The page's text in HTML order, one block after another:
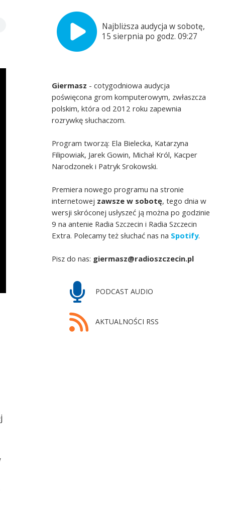
Najbliższa audycja w sobotę,
15 sierpnia po godz. 09:27
Giermasz - cotygodniowa audycja
poświęcona grom komputerowym, zwłaszcza
polskim, która od 2012 roku zapewnia
rozrywkę słuchaczom.
Program tworzą: Ela Bielecka, Katarzyna
Filipowiak, Jarek Gowin, Michał Król, Kacper
Narodzonek i Patryk Srokowski.
Premiera nowego programu na stronie
internetowej zawsze w sobotę, tego dnia w
wersji skróconej usłyszeć ją można po godzinie
9 na antenie Radia Szczecin i Radia Szczecin
Extra. Polecamy też słuchać nas na Spotify.
Pisz do nas: giermasz@radioszczecin.pl
PODCAST AUDIO
AKTUALNOŚCI RSS